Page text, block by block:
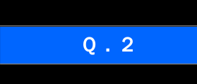
Ｑ．２